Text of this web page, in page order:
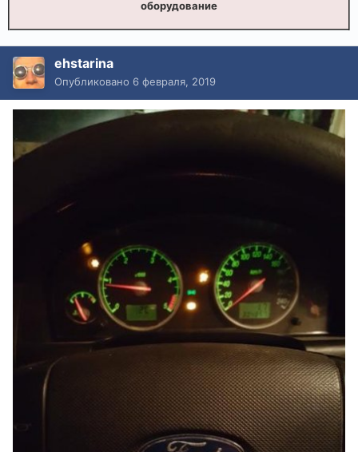
оборудование
ehstarina
Опубликовано 6 февраля, 2019